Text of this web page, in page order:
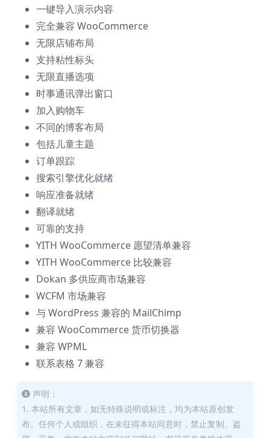
一键导入演示内容
完全兼容 WooCommerce
无限店铺布局
支持粘性标头
无限直播选项
时事通讯弹出窗口
加入购物车
不同的博客布局
包括儿童主题
订单跟踪
搜索引擎优化就绪
响应准备就绪
翻译就绪
可靠的支持
YITH WooCommerce 愿望清单兼容
YITH WooCommerce 比较兼容
Dokan 多供应商市场兼容
WCFM 市场兼容
与 WordPress 兼容的 MailChimp
兼容 WooCommerce 货币切换器
兼容 WPML
联系表格 7 兼容
声明：
1. 本站所有文章，如无特殊说明或标注，均为本站原创发
布。任何个人或组织，在未征得本站同意时，禁止复制、盗